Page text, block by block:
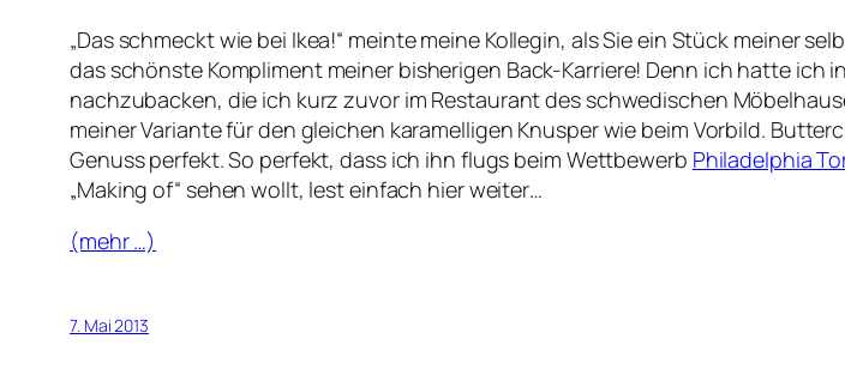
„Das schmeckt wie bei Ikea!“ meinte meine Kollegin, als Sie ein Stück meiner
das schönste Kompliment meiner bisherigen Back-Karriere! Denn ich hatte
nachzubacken, die ich kurz zuvor im Restaurant des schwedischen
meiner Variante für den gleichen karamelligen Knusper wie beim Vorbild.
Genuss perfekt. So perfekt, dass ich ihn flugs beim Wettbewerb Philadelphia
„Making of“ sehen wollt, lest einfach hier weiter…
(mehr …)
7. Mai 2013